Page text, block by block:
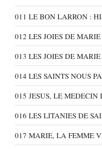
011 LE BON LARRON :
012 LES JOIES DE
013 LES JOIES DE MARIE
014 LES SAINTS NOUS
015 JESUS, LE MEDECIN
016 LES LITANIES DE
017 MARIE, LA FEMME